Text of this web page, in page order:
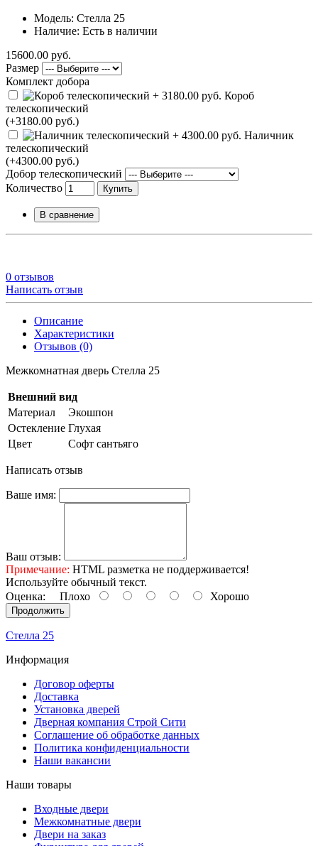
Модель: Стелла 25
Наличие: Есть в наличии
15600.00 руб.
Размер
Комплект добора
Короб
телескопический
(+3180.00 руб.)
Наличник
телескопический
(+4300.00 руб.)
Добор телескопический
Количество
Купить
В сравнение
0 отзывов
Написать отзыв
Описание
Характеристики
Отзывов (0)
Межкомнатная дверь Стелла 25
Внешний вид
Материал
Экошпон
Остекление Глухая
Цвет
Софт сантьяго
Написать отзыв
Ваше имя:
Ваш отзыв:
Примечание: HTML разметка не поддерживается!
Используйте обычный текст.
Оценка: Плохо Хорошо
Продолжить
Стелла 25
Информация
Договор оферты
Доставка
Установка дверей
Дверная компания Строй Сити
Соглашение об обработке данных
Политика конфиденциальности
Наши вакансии
Наши товары
Входные двери
Межкомнатные двери
Двери на заказ